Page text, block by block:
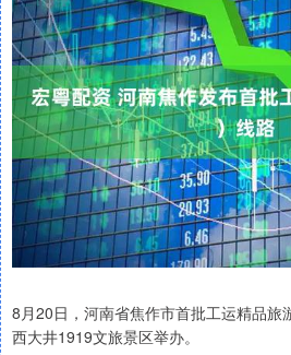
8月20日，河南省焦作市首批工运精品旅
西大井1919文旅景区举办。